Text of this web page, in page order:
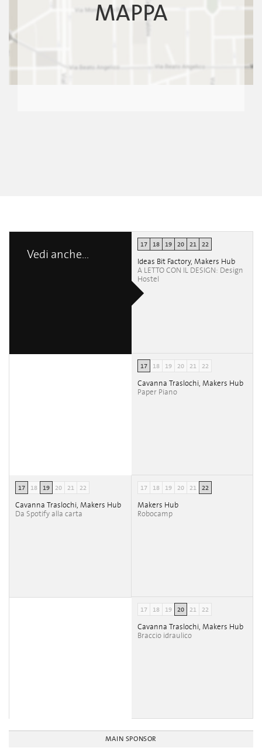
MAPPA
Vedi anche...
17 18 19 20 21 22
Ideas Bit Factory, Makers Hub
A LETTO CON IL DESIGN: Design
Hostel
17 18 19 20 21 22
Cavanna Traslochi, Makers Hub
Paper Piano
17 18 19 20 21 22
Cavanna Traslochi, Makers Hub
Da Spotify alla carta
17 18 19 20 21 22
Makers Hub
Robocamp
17 18 19 20 21 22
Cavanna Traslochi, Makers Hub
Braccio idraulico
MAIN SPONSOR